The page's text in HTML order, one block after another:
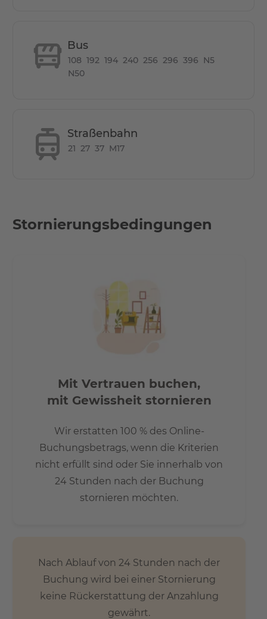
• 20 km bis zum Flughafen Schönefeld
Other Info
Verfügung.
Bus
108 192 194 240 256 296 396 N5
N50
Straßenbahn
21 27 37 M17
Stornierungsbedingungen
Mit Vertrauen buchen,
mit Gewissheit stornieren
Wir erstatten 100 % des Online-
Buchungsbetrags, wenn die Kriterien
nicht erfüllt sind oder Sie innerhalb von
24 Stunden nach der Buchung
stornieren möchten.
Nach Ablauf von 24 Stunden nach der
Buchung wird bei einer Stornierung
keine Rückerstattung der Anzahlung
gewährt.